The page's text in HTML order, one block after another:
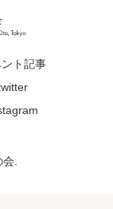
ト記事
.